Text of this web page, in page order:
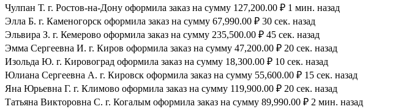
Чулпан Т. г. Ростов-на-Дону оформила заказ на сумму 127,200.00 ₽ 1 мин. назад
Элла Б. г. Каменогорск оформила заказ на сумму 67,990.00 ₽ 30 сек. назад
Эльвира З. г. Кемерово оформила заказ на сумму 235,500.00 ₽ 45 сек. назад
Эмма Сергеевна И. г. Киров оформила заказ на сумму 47,200.00 ₽ 20 сек. назад
Изольда Ю. г. Кировоград оформила заказ на сумму 18,300.00 ₽ 10 сек. назад
Юлиана Сергеевна А. г. Кировск оформила заказ на сумму 55,600.00 ₽ 15 сек. назад
Яна Юрьевна Г. г. Климово оформила заказ на сумму 119,900.00 ₽ 20 сек. назад
Татьяна Викторовна С. г. Когалым оформила заказ на сумму 89,990.00 ₽ 2 мин. назад